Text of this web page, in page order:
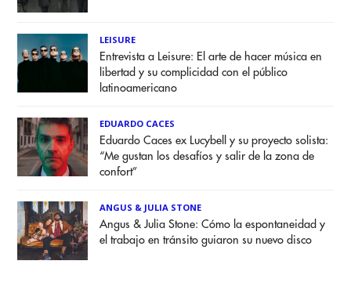
LEISURE
Entrevista a Leisure: El arte de hacer música en
libertad y su complicidad con el público
latinoamericano
EDUARDO CACES
Eduardo Caces ex Lucybell y su proyecto solista:
“Me gustan los desafíos y salir de la zona de
confort”
ANGUS & JULIA STONE
Angus & Julia Stone: Cómo la espontaneidad y
el trabajo en tránsito guiaron su nuevo disco